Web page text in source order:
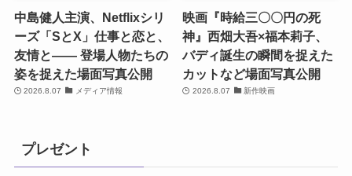
中島健人主演、Netflixシリ
ーズ「SとX」仕事と恋と、
友情と―― 登場人物たちの
姿を捉えた場面写真公開
2026.8.07 メディア情報
映画『時給三〇〇円の死
神』西畑大吾×福本莉子、
バディ誕生の瞬間を捉えた
カットなど場面写真公開
2026.8.07 新作映画
プレゼント